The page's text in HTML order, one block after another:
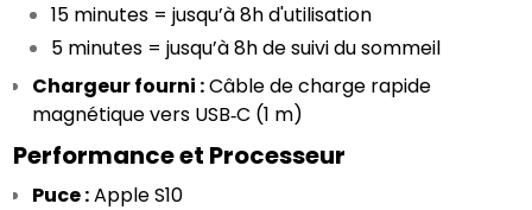
15 minutes = jusqu’à 8h d'utilisation
5 minutes = jusqu’à 8h de suivi du sommeil
Chargeur fourni : Câble de charge rapide
magnétique vers USB‑C (1 m)
Performance et Processeur
Puce : Apple S10